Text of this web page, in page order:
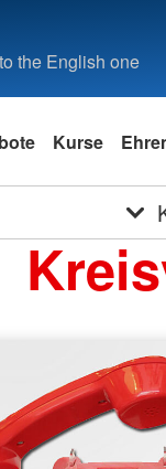
the English one
Kurse